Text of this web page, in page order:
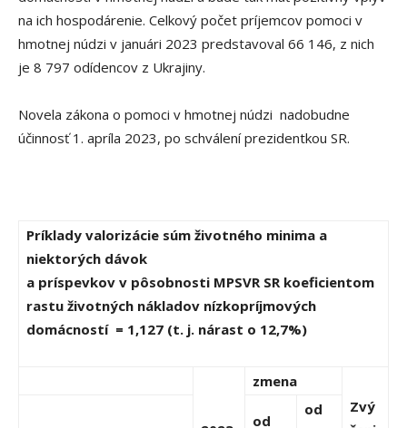
na ich hospodárenie. Celkový počet príjemcov pomoci v
hmotnej núdzi v januári 2023 predstavoval 66 146, z nich
je 8 797 odídencov z Ukrajiny.
Novela zákona o pomoci v hmotnej núdzi nadobudne
účinnosť 1. apríla 2023, po schválení prezidentkou SR.
Príklady valorizácie súm životného minima a
niektorých dávok
a príspevkov v pôsobnosti MPSVR SR koeficientom
rastu životných nákladov nízkopríjmových
domácností = 1,127 (t. j. nárast o 12,7%)
zmena
Zvý
od
od